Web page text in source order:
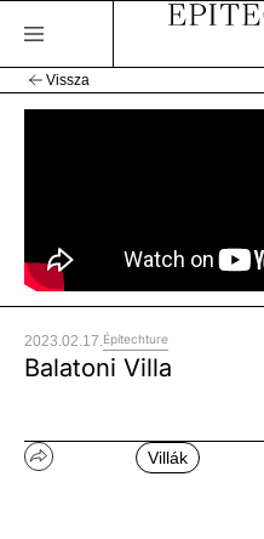
Vissza
2023.02.17.Építechture
Balatoni Villa
Villák